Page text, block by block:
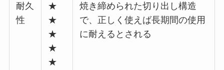
耐久
性
★
★
★
★
★
焼き締められた切り出し構造
で、正しく使えば長期間の使用
に耐えるとされる